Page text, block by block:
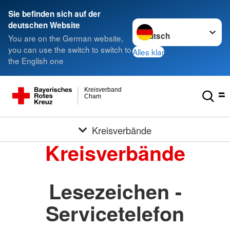
Sie befinden sich auf der
deutschen Website
You are on the German website,
you can use the switch to switch to
the English one
Sprache wechseln zu
Alles klar
Cham
Kreisverband
Kreisverbände
Kreisverbände
Lesezeichen -
Servicetelefon